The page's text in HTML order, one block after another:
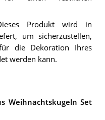
Produkt wird in
um sicherzustellen,
die Dekoration Ihres
werden kann.
Weihnachtskugeln Set